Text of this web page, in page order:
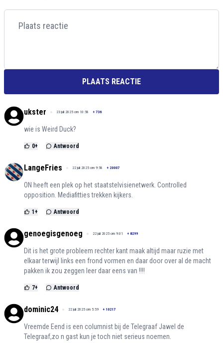
PLAATS REACTIE
ukster 23 juli 2025 om 10:58 + 736
wie is Weird Duck?
0+ Antwoord
LangeFries 22 juli 2025 om 9:58 + 20007
ON heeft een plek op het staatstelvisienetwerk. Controlled
opposition. Mediafitties trekken kijkers.
1+ Antwoord
genoegisgenoeg 22 juli 2025 om 9:01 + 8299
Dit is het grote probleem rechter kant maak altijd maar ruzie met
elkaar terwijl links een frond vormen en daar door over al de macht
pakken ik zou zeggen leer daar eens van !!!!
7+ Antwoord
dominic24 22 juli 2025 om 5:59 + 10217
Vreemde Eend is een columnist bij de Telegraaf Jawel de
Telegraaf,zo n gast kun je toch niet serieus noemen.